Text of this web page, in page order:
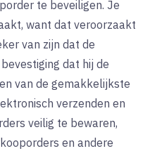
te beveiligen. Je
want dat veroorzaakt
van zijn dat de
dat hij de
van de gemakkelijkste
verzenden en
veilig te bewaren,
en andere